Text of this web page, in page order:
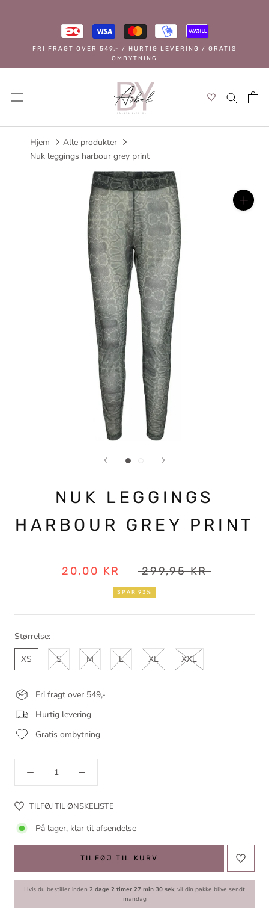
FRI FRAGT OVER 549,- / HURTIG LEVERING / GRATIS
OMBYTNING
Hjem
Alle produkter
Nuk leggings harbour grey print
NUK LEGGINGS
HARBOUR GREY PRINT
20,00 KR 299,95 KR
SPAR 93%
Størrelse:
XS
S M L XL XXL
Fri fragt over 549,-
Hurtig levering
Gratis ombytning
TILFØJ TIL ØNSKELISTE
På lager, klar til afsendelse
TILFØJ TIL KURV
Hvis du bestiller inden 2 dage 2 timer 27 min 30 sek , vil din pakke blive sendt
mandag